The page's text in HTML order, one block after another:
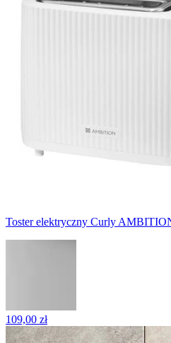
Toster elektryczny Curly
109,00 zł